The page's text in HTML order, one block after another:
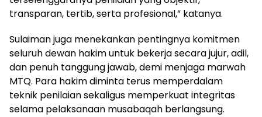
transparan, tertib, serta profesional,” katanya.
Sulaiman juga menekankan pentingnya komitmen
seluruh dewan hakim untuk bekerja secara jujur, adil,
dan penuh tanggung jawab, demi menjaga marwah
MTQ. Para hakim diminta terus memperdalam
teknik penilaian sekaligus memperkuat integritas
selama pelaksanaan musabaqah berlangsung.